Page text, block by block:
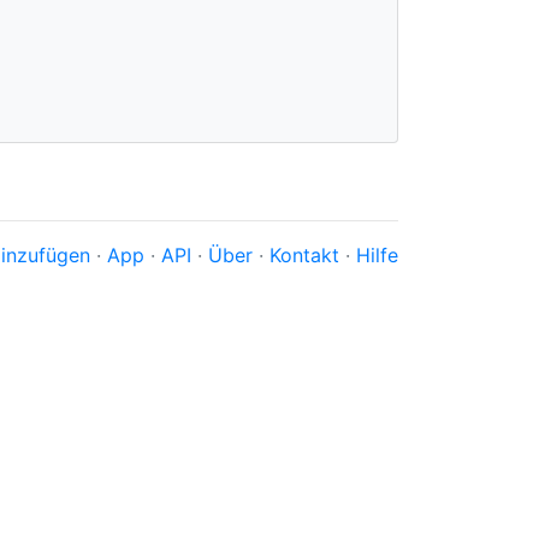
· App · API · Über · Kontakt · Hilfe